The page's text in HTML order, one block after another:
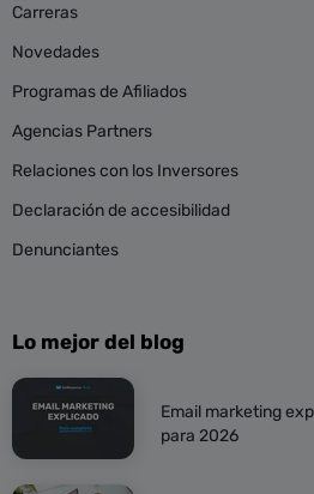
Carreras
Novedades
Programas de Afiliados
Agencias Partners
Relaciones con los Inversores
Declaración de accesibilidad
Denunciantes
Lo mejor del blog
Email marketing
para 2026